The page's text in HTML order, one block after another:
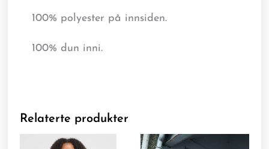
100% polyester på innsiden.
100% dun inni.
Relaterte produkter